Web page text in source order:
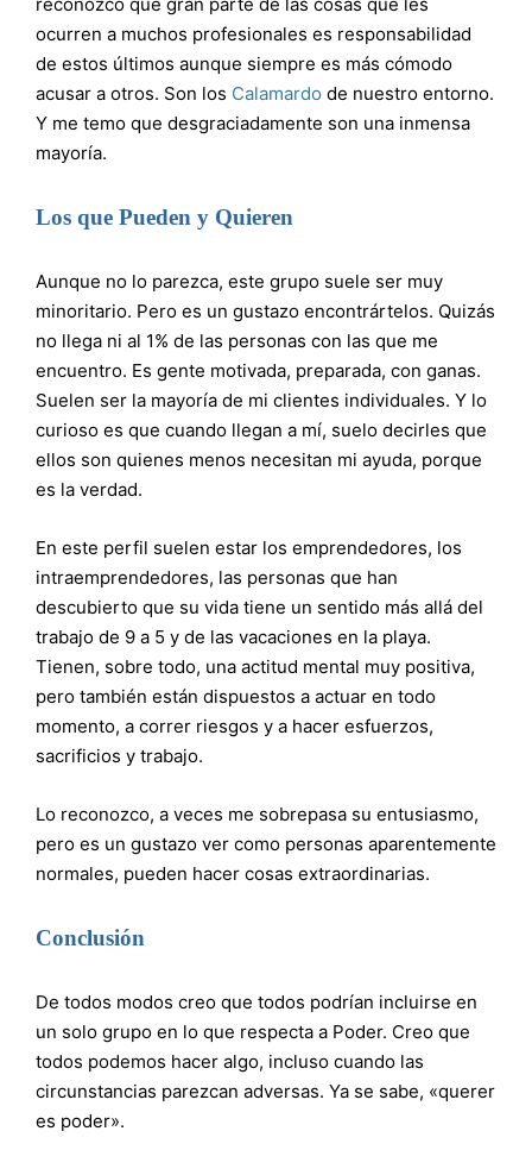
ocurren a muchos profesionales es responsabilidad
de estos últimos aunque siempre es más cómodo
acusar a otros. Son los Calamardo de nuestro entorno.
Y me temo que desgraciadamente son una inmensa
mayoría.
Los que Pueden y Quieren
Aunque no lo parezca, este grupo suele ser muy
minoritario. Pero es un gustazo encontrártelos. Quizás
no llega ni al 1% de las personas con las que me
encuentro. Es gente motivada, preparada, con ganas.
Suelen ser la mayoría de mi clientes individuales. Y lo
curioso es que cuando llegan a mí, suelo decirles que
ellos son quienes menos necesitan mi ayuda, porque
es la verdad.
En este perfil suelen estar los emprendedores, los
intraemprendedores, las personas que han
descubierto que su vida tiene un sentido más allá del
trabajo de 9 a 5 y de las vacaciones en la playa.
Tienen, sobre todo, una actitud mental muy positiva,
pero también están dispuestos a actuar en todo
momento, a correr riesgos y a hacer esfuerzos,
sacrificios y trabajo.
Lo reconozco, a veces me sobrepasa su entusiasmo,
pero es un gustazo ver como personas aparentemente
normales, pueden hacer cosas extraordinarias.
Conclusión
De todos modos creo que todos podrían incluirse en
un solo grupo en lo que respecta a Poder. Creo que
todos podemos hacer algo, incluso cuando las
circunstancias parezcan adversas. Ya se sabe, «querer
es poder».